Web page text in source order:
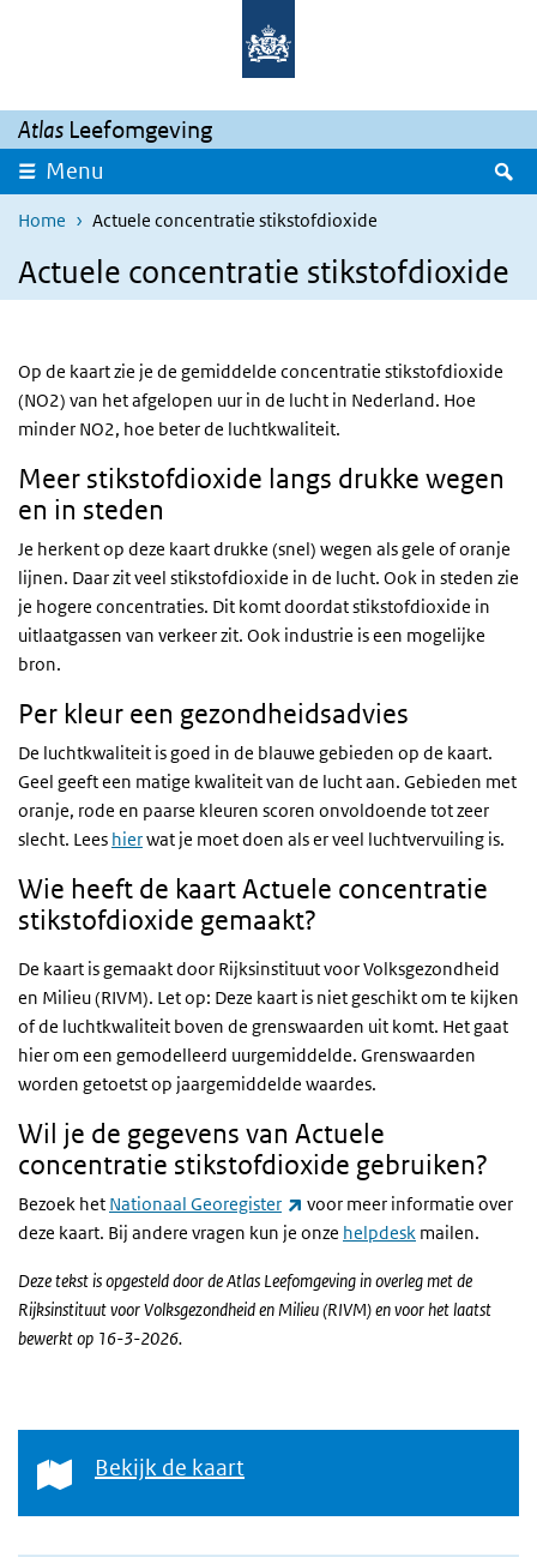
Overslaan en naar de inhoud gaan
Atlas Leefomgeving
Menu
Home Actuele concentratie stikstofdioxide
Actuele concentratie stikstofdioxide
Op de kaart zie je de gemiddelde concentratie stikstofdioxide
(NO2) van het afgelopen uur in de lucht in Nederland. Hoe
minder NO2, hoe beter de luchtkwaliteit.
Meer stikstofdioxide langs drukke wegen
en in steden
Je herkent op deze kaart drukke (snel) wegen als gele of oranje
lijnen. Daar zit veel stikstofdioxide in de lucht. Ook in steden zie
je hogere concentraties. Dit komt doordat stikstofdioxide in
uitlaatgassen van verkeer zit. Ook industrie is een mogelijke
bron.
Per kleur een gezondheidsadvies
De luchtkwaliteit is goed in de blauwe gebieden op de kaart.
Geel geeft een matige kwaliteit van de lucht aan. Gebieden met
oranje, rode en paarse kleuren scoren onvoldoende tot zeer
slecht. Lees hierwat je moet doen als er veel luchtvervuiling is.
Wie heeft de kaart Actuele concentratie
stikstofdioxide gemaakt?
De kaart is gemaakt door Rijksinstituut voor Volksgezondheid
en Milieu (RIVM). Let op: Deze kaart is niet geschikt om te kijken
of de luchtkwaliteit boven de grenswaarden uit komt. Het gaat
hier om een gemodelleerd uurgemiddelde. Grenswaarden
worden getoetst op jaargemiddelde waardes.
Wil je de gegevens van Actuele
concentratie stikstofdioxide gebruiken?
Bezoek het Nationaal Georegister (externe link)
voor meer informatie over
deze kaart. Bij andere vragen kun je onze helpdesk mailen.
Deze tekst is opgesteld door de Atlas Leefomgeving in overleg met de
Rijksinstituut voor Volksgezondheid en Milieu (RIVM) en voor het laatst
bewerkt op 16-3-2026.
Bekijk de kaart
Bekijk de kaart